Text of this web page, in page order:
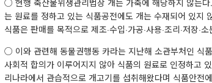
는 원료를 정하고 있는 식품공전에도 개는 수재되어 있지
식품은 판매를 목적으로 제조·수입·가공·사용·조리·저장
○ 이와 관련해 동물권행동 카라는 지난해 소관부처인 식
사회적 합의가 이루어지지 않아 식품의 원료로 인정하고
리나라에서 관습적으로 개고기를 섭취해왔다며 식품안전